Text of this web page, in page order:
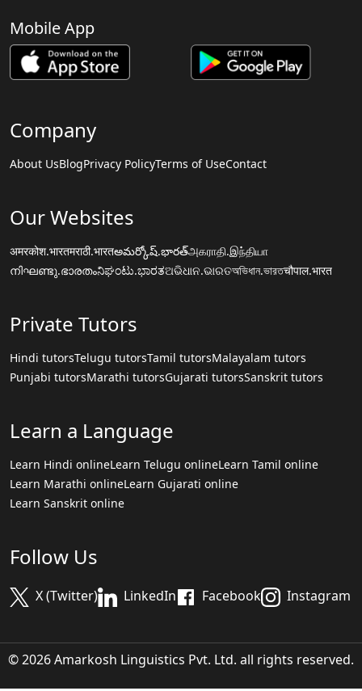
Mobile App
Company
About UsBlogPrivacy PolicyTerms of UseContact
Our Websites
अमरकोश.भारतमराठी.भारतఅమర్కోష్.భారత్அகராதி.இந்தியா
നിഘണ്ടു.ഭാരതംನಿಘಂಟು.ಭಾರತଅଭିଧାନ.ଭାରତঅভিধান.ভারতचौपाल.भारत
Private Tutors
Hindi tutorsTelugu tutorsTamil tutorsMalayalam tutors
Punjabi tutorsMarathi tutorsGujarati tutorsSanskrit tutors
Learn a Language
Learn Hindi onlineLearn Telugu onlineLearn Tamil online
Learn Marathi onlineLearn Gujarati online
Learn Sanskrit online
Follow Us
X (Twitter) LinkedIn Facebook Instagram
© 2026 Amarkosh Linguistics Pvt. Ltd. all rights reserved.